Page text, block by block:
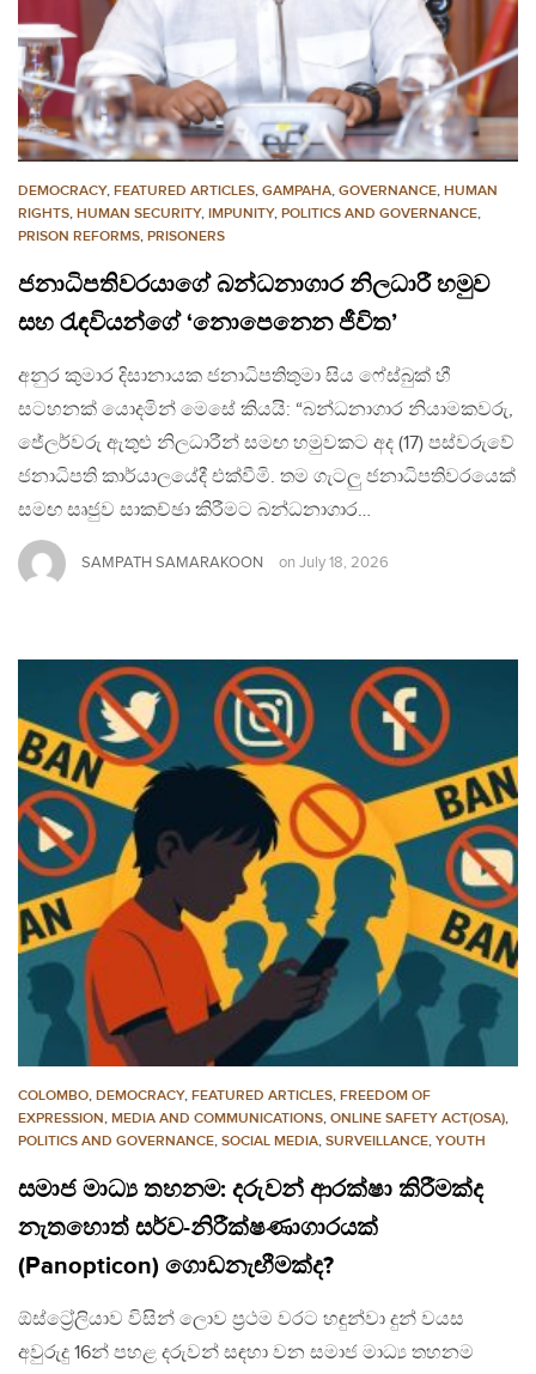
DEMOCRACY, FEATURED ARTICLES, GAMPAHA, GOVERNANCE, HUMAN
RIGHTS, HUMAN SECURITY, IMPUNITY, POLITICS AND GOVERNANCE,
PRISON REFORMS, PRISONERS
ජනාධිපතිවරයාගේ බන්ධනාගාර නිලධාරී හමුව
සහ රැඳවියන්ගේ ‘නොපෙනෙන ජීවිත’
අනුර කුමාර දිසානායක ජනාධිපතිතුමා සිය ෆේස්බුක් හී
සටහනක් යොදමින් මෙසේ කියයි: “බන්ධනාගාර නියාමකවරු,
ජේලර්වරු ඇතුළු නිලධාරීන් සමඟ හමුවකට අද (17) පස්වරුවේ
ජනාධිපති කාර්යාලයේදී එක්වීමි. තම ගැටලු ජනාධිපතිවරයෙක්
සමඟ සෘජුව සාකච්ඡා කිරීමට බන්ධනාගාර…
SAMPATH SAMARAKOON on July 18, 2026
COLOMBO, DEMOCRACY, FEATURED ARTICLES, FREEDOM OF
EXPRESSION, MEDIA AND COMMUNICATIONS, ONLINE SAFETY ACT(OSA),
POLITICS AND GOVERNANCE, SOCIAL MEDIA, SURVEILLANCE, YOUTH
සමාජ මාධ්‍ය තහනම: දරුවන් ආරක්ෂා කිරීමක්ද
නැතහොත් සර්ව-නිරීක්ෂණාගාරයක්
(Panopticon) ගොඩනැඟීමක්ද?
ඕස්ට්‍රේලියාව විසින් ලොව ප්‍රථම වරට හඳුන්වා දුන් වයස
අවුරුදු 16න් පහළ දරුවන් සඳහා වන සමාජ මාධ්‍ය තහනම